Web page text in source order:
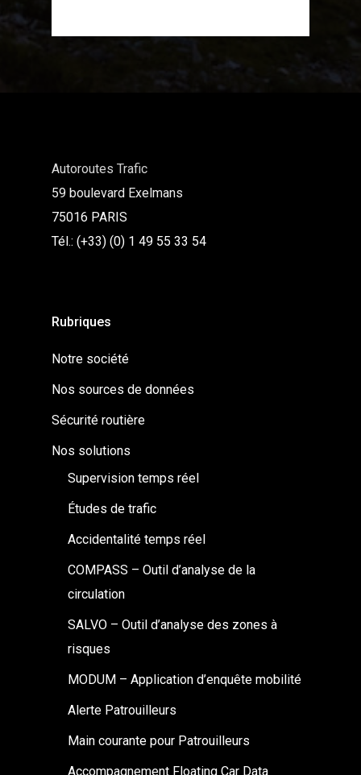
Autoroutes Trafic
59 boulevard Exelmans
75016 PARIS
Tél.: (+33) (0) 1 49 55 33 54
Rubriques
Notre société
Nos sources de données
Sécurité routière
Nos solutions
Supervision temps réel
Études de trafic
Accidentalité temps réel
COMPASS – Outil d’analyse de la
circulation
SALVO – Outil d’analyse des zones à
risques
MODUM – Application d’enquête mobilité
Alerte Patrouilleurs
Main courante pour Patrouilleurs
Accompagnement Floating Car Data